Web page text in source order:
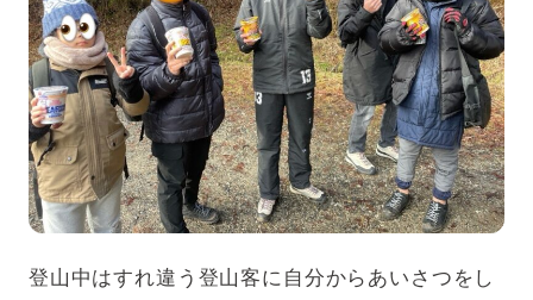
登山中はすれ違う登山客に自分からあいさつをし